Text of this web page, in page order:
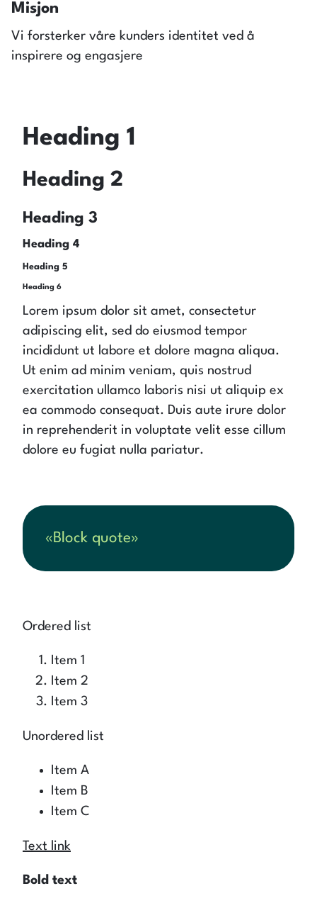
Misjon
Vi forsterker våre kunders identitet ved å
inspirere og engasjere
Heading 1
Heading 2
Heading 3
Heading 4
Heading 5
Heading 6
Lorem ipsum dolor sit amet, consectetur
adipiscing elit, sed do eiusmod tempor
incididunt ut labore et dolore magna aliqua.
Ut enim ad minim veniam, quis nostrud
exercitation ullamco laboris nisi ut aliquip ex
ea commodo consequat. Duis aute irure dolor
in reprehenderit in voluptate velit esse cillum
dolore eu fugiat nulla pariatur.
Block quote
Ordered list
Item 1
Item 2
Item 3
Unordered list
Item A
Item B
Item C
Text link
Bold text